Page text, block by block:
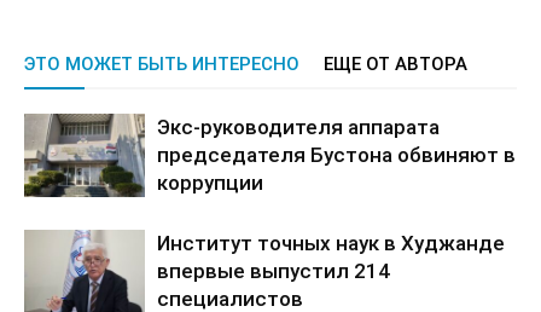
ЭТО МОЖЕТ БЫТЬ ИНТЕРЕСНО ЕЩЕ ОТ АВТОРА
Экс-руководителя аппарата
председателя Бустона обвиняют в
коррупции
Институт точных наук в Худжанде
впервые выпустил 214
специалистов